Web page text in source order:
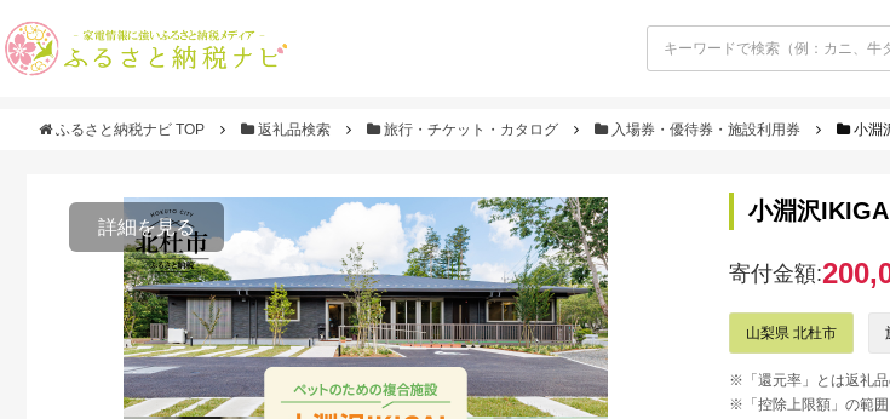
ふるさと納税ナビ TOP 返礼品検索 旅行・チケット・カタログ 入場券・優待券・施設利用券 小淵
詳細を見る
小淵沢
寄付金額:
山梨県 北杜市
※「還元率」とは返礼
※「控除上限額」の範